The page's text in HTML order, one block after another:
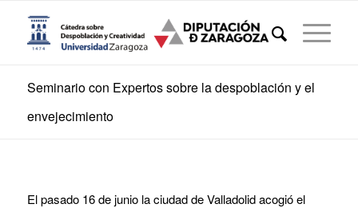
Seminario con Expertos sobre la despoblación y el
envejecimiento
El pasado 16 de junio la ciudad de Valladolid acogió el